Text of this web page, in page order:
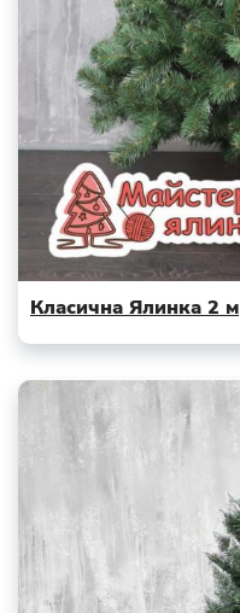
Класична Ялинка 2 м